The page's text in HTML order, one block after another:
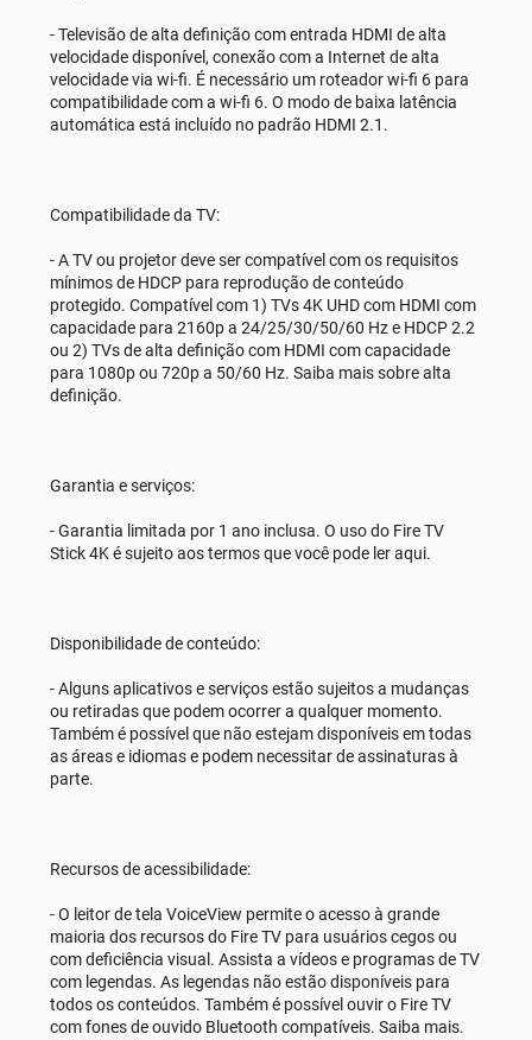
- Televisão de alta definição com entrada HDMI de alta
velocidade disponível, conexão com a Internet de alta
velocidade via wi-fi. É necessário um roteador wi-fi 6 para
compatibilidade com a wi-fi 6. O modo de baixa latência
automática está incluído no padrão HDMI 2.1.
Compatibilidade da TV:
- A TV ou projetor deve ser compatível com os requisitos
mínimos de HDCP para reprodução de conteúdo
protegido. Compatível com 1) TVs 4K UHD com HDMI com
capacidade para 2160p a 24/25/30/50/60 Hz e HDCP 2.2
ou 2) TVs de alta definição com HDMI com capacidade
para 1080p ou 720p a 50/60 Hz. Saiba mais sobre alta
definição.
Garantia e serviços:
- Garantia limitada por 1 ano inclusa. O uso do Fire TV
Stick 4K é sujeito aos termos que você pode ler aqui.
Disponibilidade de conteúdo:
- Alguns aplicativos e serviços estão sujeitos a mudanças
ou retiradas que podem ocorrer a qualquer momento.
Também é possível que não estejam disponíveis em todas
as áreas e idiomas e podem necessitar de assinaturas à
parte.
Recursos de acessibilidade:
- O leitor de tela VoiceView permite o acesso à grande
maioria dos recursos do Fire TV para usuários cegos ou
com deficiência visual. Assista a vídeos e programas de TV
com legendas. As legendas não estão disponíveis para
todos os conteúdos. Também é possível ouvir o Fire TV
com fones de ouvido Bluetooth compatíveis. Saiba mais.